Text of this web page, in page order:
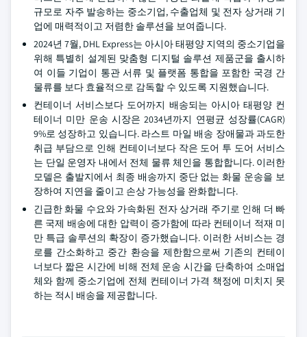
규모로 자주 발송하는 중소기업, 수출업체 및 전자 상거래 기
업에 매력적이고 저렴한 솔루션을 보여줍니다.
2024년 7월, DHL Express는 아시아 태평양 지역의 중소기업을
위해 특별히 설계된 맞춤형 디지털 솔루션 제품군을 출시하
여 이들 기업이 통관 서류 및 플랫폼 통합을 포함한 국경 간
물류를 보다 효율적으로 감독할 수 있도록 지원했습니다.
컨테이너 서비스보다 도어까지 배송되는 아시아 태평양 컨
테이너 미만 운송 시장은 2034년까지 연평균 성장률(CAGR)
9%로 성장하고 있습니다. 라스트 마일 배송 장애물과 과도한
취급 부담으로 인해 컨테이너보다 작은 도어 투 도어 서비스
는 단일 운영자 내에서 전체 물류 체인을 통합합니다. 이러한
모델은 출발지에서 최종 배송까지 중단 없는 화물 운송을 보
장하여 지연을 줄이고 손상 가능성을 완화합니다.
긴급한 화물 수요와 가속화된 전자 상거래 주기로 인해 더 빠
른 국제 배송에 대한 압력이 증가함에 따라 컨테이너 적재 미
만 특급 솔루션의 확장이 증가했습니다. 이러한 서비스는 경
로를 간소화하고 중간 환승을 제한함으로써 기존의 컨테이
너보다 짧은 시간에 비해 전체 운송 시간을 단축하여 소매업
체와 함께 중소기업에 전체 컨테이너 가격 책정에 미치지 못
하는 적시 배송을 제공합니다.